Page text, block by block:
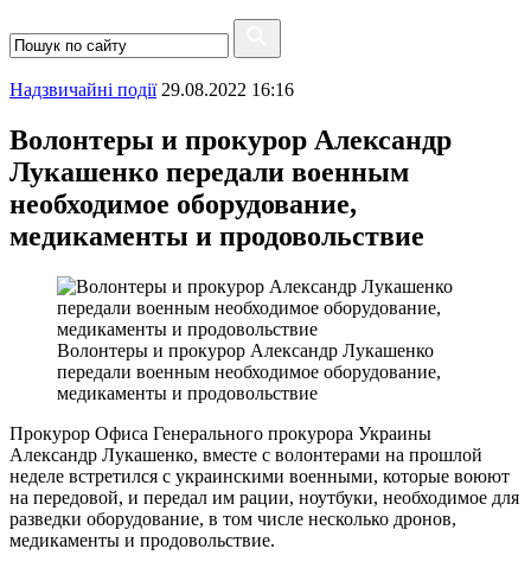
Надзвичайні події 29.08.2022 16:16
Волонтеры и прокурор Александр
Лукашенко передали военным
необходимое оборудование,
медикаменты и продовольствие
Волонтеры и прокурор Александр Лукашенко
передали военным необходимое оборудование,
медикаменты и продовольствие
Прокурор Офиса Генерального прокурора Украины
Александр Лукашенко, вместе с волонтерами на прошлой
неделе встретился с украинскими военными, которые воюют
на передовой, и передал им рации, ноутбуки, необходимое для
разведки оборудование, в том числе несколько дронов,
медикаменты и продовольствие.